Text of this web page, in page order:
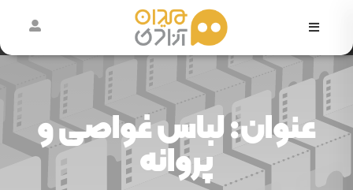
حال
اکران
آرشیو
رویدادهاعنوان: لباس غواصی و
پروانه